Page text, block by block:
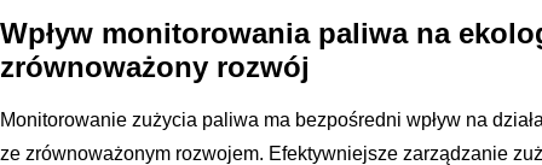
Wpływ monitorowania paliwa na
zrównoważony rozwój
Monitorowanie zużycia paliwa ma bezpośredni wpływ na
ze zrównoważonym rozwojem. Efektywniejsze zarządzanie